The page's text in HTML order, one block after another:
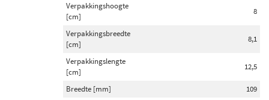
Verpakkingshoogte
[cm]
8
Verpakkingsbreedte
[cm]
8,1
Verpakkingslengte
[cm]
12,5
Breedte [mm]
109